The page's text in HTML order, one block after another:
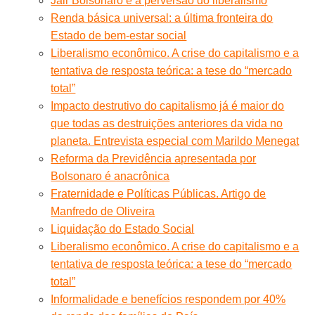
Renda básica universal: a última fronteira do
Estado de bem-estar social
Liberalismo econômico. A crise do capitalismo e a
tentativa de resposta teórica: a tese do “mercado
total”
Impacto destrutivo do capitalismo já é maior do
que todas as destruições anteriores da vida no
planeta. Entrevista especial com Marildo Menegat
Reforma da Previdência apresentada por
Bolsonaro é anacrônica
Fraternidade e Políticas Públicas. Artigo de
Manfredo de Oliveira
Liquidação do Estado Social
Liberalismo econômico. A crise do capitalismo e a
tentativa de resposta teórica: a tese do “mercado
total”
Informalidade e benefícios respondem por 40%